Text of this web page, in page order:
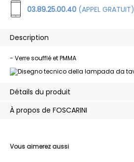
03.89.25.00.40 (APPEL GRATUIT)
Vous aimerez aussi
Description
- Verre soufflé et PMMA
Détails du produit
À propos de FOSCARINI